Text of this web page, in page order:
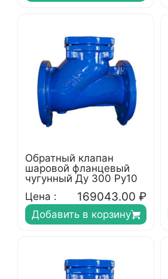
Обратный клапан
шаровой фланцевый
чугунный Ду 300 Ру10
Цена :
169043.00 ₽
Добавить в корзину